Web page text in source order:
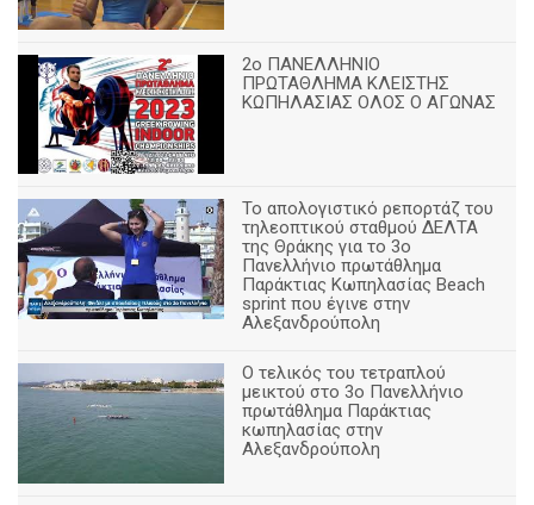
2ο ΠΑΝΕΛΛΗΝΙΟ
ΠΡΩΤΑΘΛΗΜΑ ΚΛΕΙΣΤΗΣ
ΚΩΠΗΛΑΣΙΑΣ ΟΛΟΣ Ο ΑΓΩΝΑΣ
Το απολογιστικό ρεπορτάζ του
τηλεοπτικού σταθμού ΔΕΛΤΑ
της Θράκης για το 3ο
Πανελλήνιο πρωτάθλημα
Παράκτιας Κωπηλασίας Beach
sprint που έγινε στην
Αλεξανδρούπολη
Ο τελικός του τετραπλού
μεικτού στο 3ο Πανελλήνιο
πρωτάθλημα Παράκτιας
κωπηλασίας στην
Αλεξανδρούπολη